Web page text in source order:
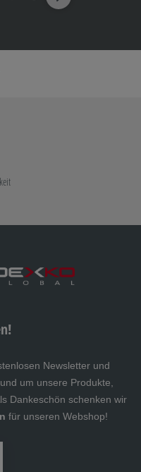
Newsletter und
um unsere Produkte,
Dankeschön schenken wir
für unseren Webshop!